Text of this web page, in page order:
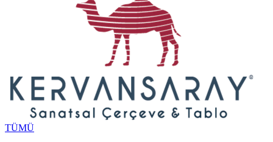
TÜMÜ